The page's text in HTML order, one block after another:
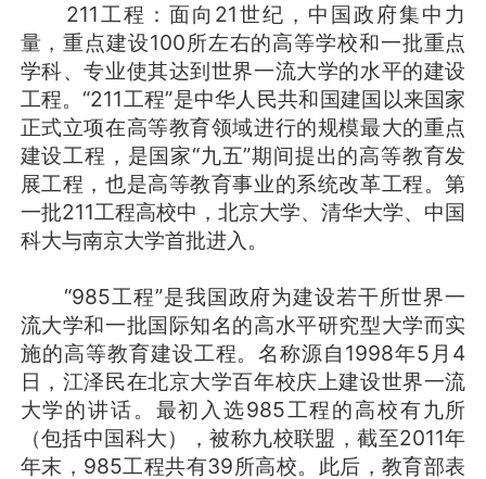
211工程：面向21世纪，中国政府集中力
量，重点建设100所左右的高等学校和一批重点
学科、专业使其达到世界一流大学的水平的建设
工程。“211工程”是中华人民共和国建国以来国家
正式立项在高等教育领域进行的规模最大的重点
建设工程，是国家“九五”期间提出的高等教育发
展工程，也是高等教育事业的系统改革工程。第
一批211工程高校中，北京大学、清华大学、中国
科大与南京大学首批进入。
“985工程”是我国政府为建设若干所世界一
流大学和一批国际知名的高水平研究型大学而实
施的高等教育建设工程。名称源自1998年5月4
日，江泽民在北京大学百年校庆上建设世界一流
大学的讲话。最初入选985工程的高校有九所
（包括中国科大），被称九校联盟，截至2011年
年末，985工程共有39所高校。此后，教育部表